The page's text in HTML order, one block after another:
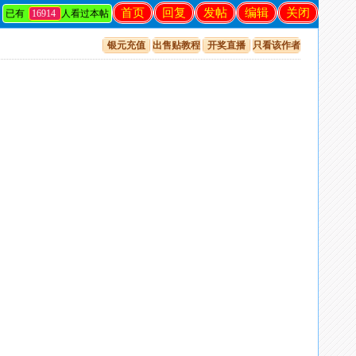
关闭
编辑
发帖
回复
首页
已有 16914 人看过本帖
银元充值 出售贴教程 开奖直播 只看该作者